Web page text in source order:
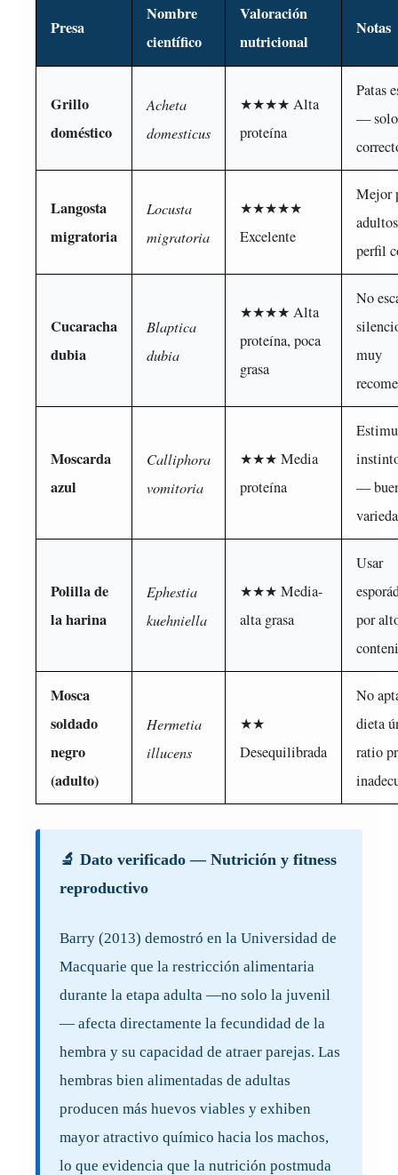
Presa
Nombre
científico
Valoración
nutricional
Notas
Grillo
doméstico
Acheta
domesticus
★★★★ Alta
proteína
Patas
— solo
Langosta
migratoria
Locusta
migratoria
★★★★★
Excelente
Mejor
perfil
Cucaracha
dubia
Blaptica
dubia
★★★★ Alta
proteína, poca
grasa
No
muy
Moscarda
azul
Calliphora
vomitoria
★★★ Media
proteína
—
Polilla de
la harina
Ephestia
kuehniella
★★★ Media-
alta grasa
Usar
por
Mosca
soldado
negro
(adulto)
Hermetia
illucens
★★
Desequilibrada
No
dieta
ratio
🔬 Dato verificado — Nutrición y fitness
reproductivo
Barry (2013) demostró en la Universidad de
Macquarie que la restricción alimentaria
durante la etapa adulta —no solo la juvenil
— afecta directamente la fecundidad de la
hembra y su capacidad de atraer parejas. Las
hembras bien alimentadas de adultas
producen más huevos viables y exhiben
mayor atractivo químico hacia los machos,
lo que evidencia que la nutrición postmuda